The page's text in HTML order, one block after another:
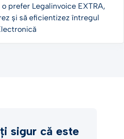
prefer Legalinvoice EXTRA,
și să eficientizez întregul
sigur că este